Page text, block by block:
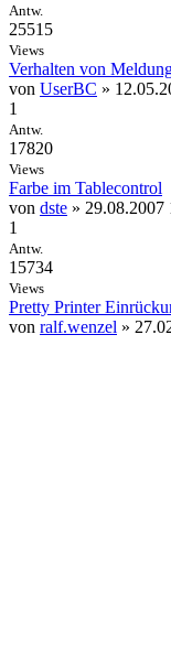
Antw.
25515
Views
Verhalten von
von UserBC »
1
Antw.
17820
Views
Farbe im Tablecontrol
von dste » 29.08.2007
1
Antw.
15734
Views
Pretty Printer
von ralf.wenzel »